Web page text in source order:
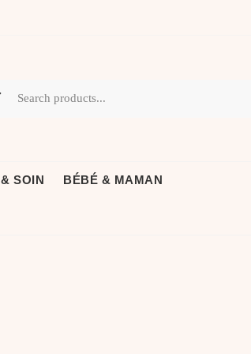
SOIN BÉBÉ & MAMAN